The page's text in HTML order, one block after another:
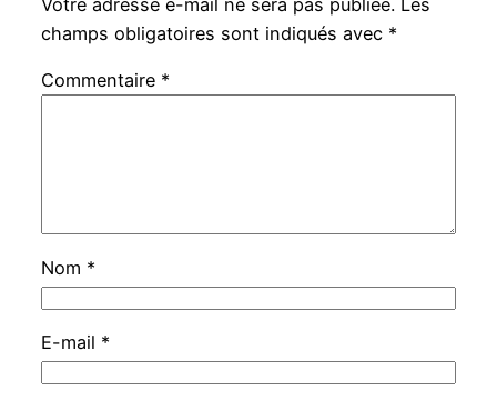
Votre adresse e-mail ne sera pas publiée. Les
champs obligatoires sont indiqués avec *
Commentaire *
Nom *
E-mail *